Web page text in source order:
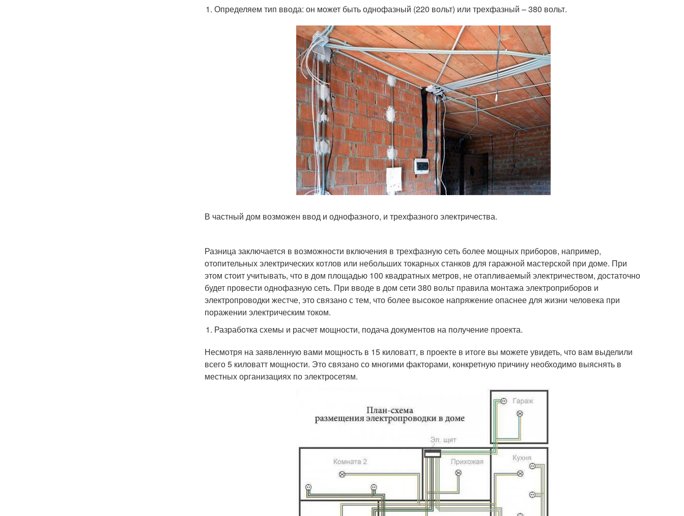
Определяем тип ввода: он может быть однофазный (220 вольт) или трехфазный – 380 вольт.
В частный дом возможен ввод и однофазного, и трехфазного электричества.
Разница заключается в возможности включения в трехфазную сеть более мощных приборов, например,
отопительных электрических котлов или небольших токарных станков для гаражной мастерской при доме. При
этом стоит учитывать, что в дом площадью 100 квадратных метров, не отапливаемый электричеством, достаточно
будет провести однофазную сеть. При вводе в дом сети 380 вольт правила монтажа электроприборов и
электропроводки жестче, это связано с тем, что более высокое напряжение опаснее для жизни человека при
поражении электрическим током.
Разработка схемы и расчет мощности, подача документов на получение проекта.
Несмотря на заявленную вами мощность в 15 киловатт, в проекте в итоге вы можете увидеть, что вам выделили
всего 5 киловатт мощности. Это связано со многими факторами, конкретную причину необходимо выяснять в
местных организациях по электросетям.